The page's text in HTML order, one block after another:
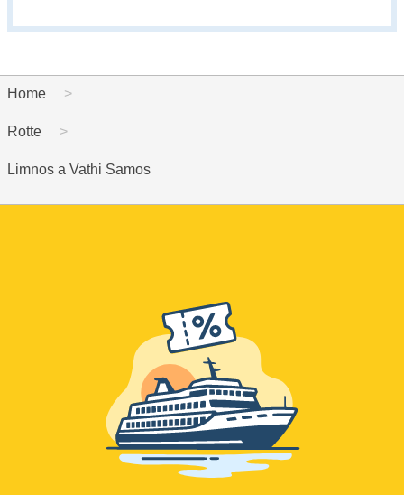
Home
Rotte
Limnos a Vathi Samos